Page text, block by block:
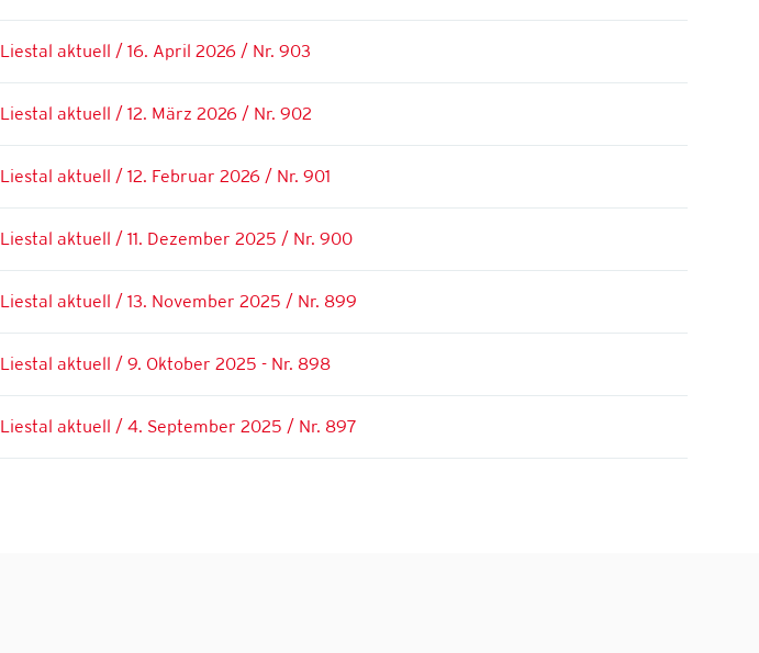
Liestal aktuell / 16. April 2026 / Nr. 903
Liestal aktuell / 12. März 2026 / Nr. 902
Liestal aktuell / 12. Februar 2026 / Nr. 901
Liestal aktuell / 11. Dezember 2025 / Nr. 900
Liestal aktuell / 13. November 2025 / Nr. 899
Liestal aktuell / 9. Oktober 2025 - Nr. 898
Liestal aktuell / 4. September 2025 / Nr. 897